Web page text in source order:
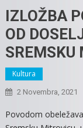
IZLOŽBA
OD
SREMSKU
Kultura
2 Novembra, 2021
Povodom